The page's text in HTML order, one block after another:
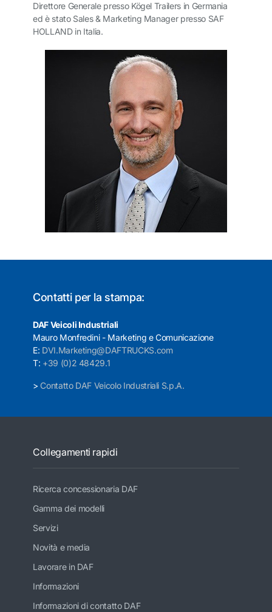
Direttore Generale presso Kögel Trailers in Germania
ed è stato Sales & Marketing Manager presso SAF
HOLLAND in Italia.
Contatti per la stampa:
DAF Veicoli Industriali
Mauro Monfredini - Marketing e Comunicazione
E: DVI.Marketing@DAFTRUCKS.com
T: +39 (0)2 48429.1
>Contatto DAF Veicolo Industriali S.p.A.
Collegamenti rapidi
Ricerca concessionaria DAF
Gamma dei modelli
Servizi
Novità e media
Lavorare in DAF
Informazioni
Informazioni di contatto DAF